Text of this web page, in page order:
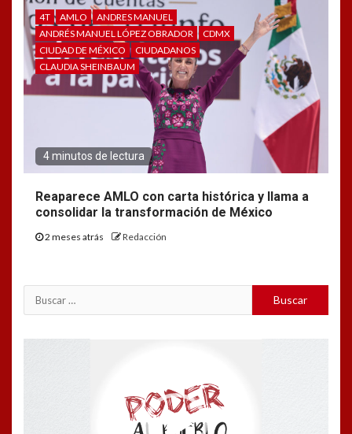
4T AMLO
ANDRES MANUEL
ANDRÉS MANUEL LÓPEZ OBRADOR
CDMX
CIUDAD DE MÉXICO
CIUDADANOS
CLAUDIA SHEINBAUM
4 minutos de lectura
Reaparece AMLO con carta histórica y llama a
consolidar la transformación de México
2 meses atrás Redacción
Buscar: